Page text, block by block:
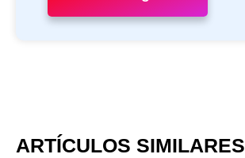
ARTÍCULOS SIMILARES